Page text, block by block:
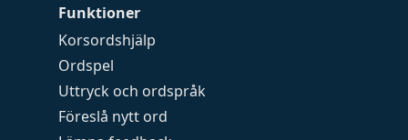
Funktioner
Korsordshjälp
Ordspel
Uttryck och ordspråk
Föreslå nytt ord